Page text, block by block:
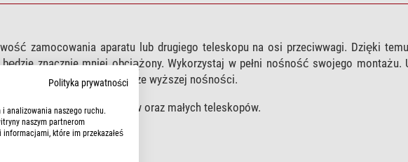
zamocowania aparatu lub drugiego teleskopu na osi przeciwwagi. Dzięki
znacznie mniej obciążony. Wykorzystaj w pełni nośność swojego montażu.
większego montażu o jeszcze wyższej nośności.
jest do montażu aparatów oraz małych teleskopów.
Polityka prywatności
analizowania naszego ruchu.
naszym partnerom
które im przekazałeś